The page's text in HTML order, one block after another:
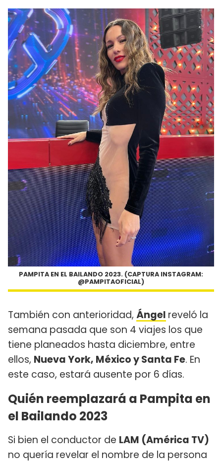
PAMPITA EN EL BAILANDO 2023. (CAPTURA INSTAGRAM:
@PAMPITAOFICIAL)
También con anterioridad, Ángel reveló la
semana pasada que son 4 viajes los que
tiene planeados hasta diciembre, entre
ellos, Nueva York, México y Santa Fe. En
este caso, estará ausente por 6 días.
Quién reemplazará a Pampita en
el Bailando 2023
Si bien el conductor de LAM (América TV)
no quería revelar el nombre de la persona